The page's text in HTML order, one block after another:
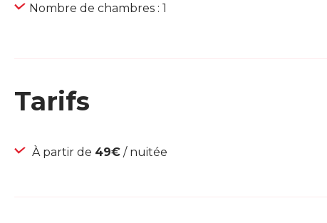
Nombre de chambres : 1
Tarifs
À partir de 49€ / nuitée